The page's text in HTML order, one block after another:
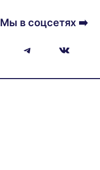
Мы в соцсетях ➡️